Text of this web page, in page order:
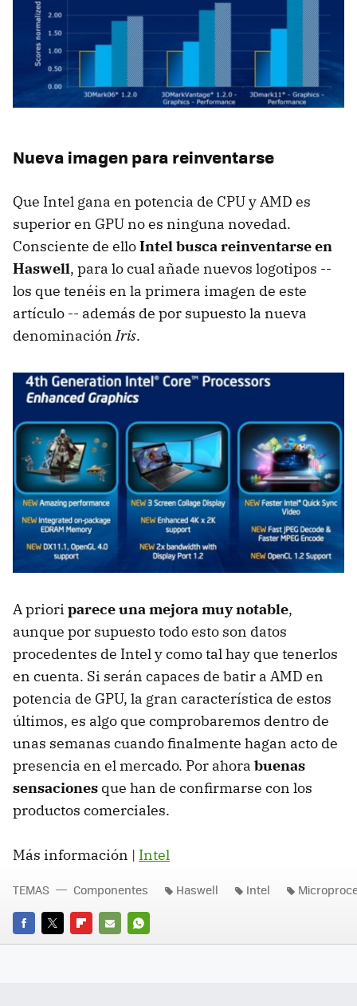
Nueva imagen para reinventarse
Que Intel gana en potencia de CPU y AMD es
superior en GPU no es ninguna novedad.
Consciente de elloIntel busca reinventarse en
Haswell, para lo cual añade nuevos logotipos --
los que tenéis en la primera imagen de este
artículo -- además de por supuesto la nueva
denominaciónIris.
A priori parece una mejora muy notable,
aunque por supuesto todo esto son datos
procedentes de Intel y como tal hay que tenerlos
en cuenta. Si serán capaces de batir a AMD en
potencia de GPU, la gran característica de estos
últimos, es algo que comprobaremos dentro de
unas semanas cuando finalmente hagan acto de
presencia en el mercado. Por ahora buenas
sensaciones que han de confirmarse con los
productos comerciales.
Más información | Intel
FACEBOOK
TWITTERFLIPBOARD
E-
WHATSAPP
TEMAS Componentes Haswell Intel